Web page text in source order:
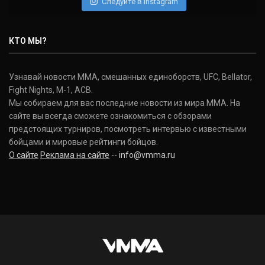
Donald Cerrone
(36-15-0, 1)
Исраэль Адесанья
Israel Adesanya
(19-0-0, 0)
КТО МЫ?
Узнавай новости ММА, смешанных единоборств, UFC, Bellator,
Fight Nights, M-1, ACB.
Мы собираем для вас последние новости из мира ММА. На
сайте вы всегда сможете ознакомиться с обзорами
предстоящих турниров, посмотреть интервью с известными
бойцами и мировые рейтинги бойцов.
О сайте Реклама на сайте -- info@vmma.ru